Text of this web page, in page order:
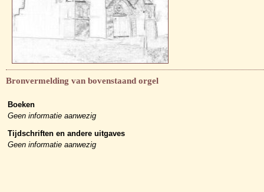
Bronvermelding van bovenstaand orgel
Boeken
Geen informatie aanwezig
Tijdschriften en andere uitgaves
Geen informatie aanwezig